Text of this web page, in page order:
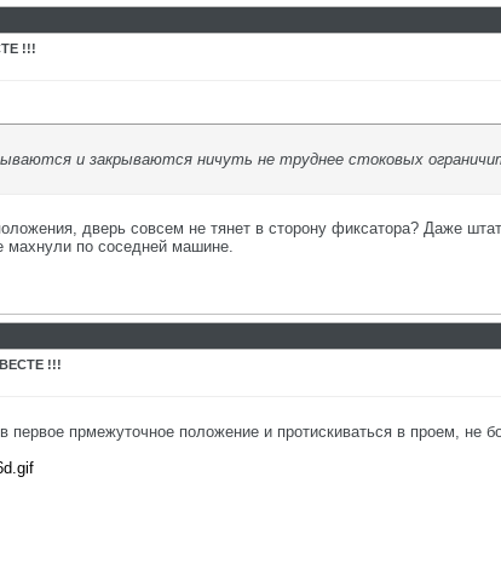
!!!
и закрываются ничуть не труднее стоковых
дверь совсем не тянет в сторону фиксатора? Даже
махнули по соседней машине.
ВЕСТЕ !!!
первое прмежуточное положение и протискиваться в проем, не